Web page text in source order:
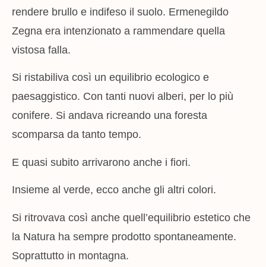
rendere brullo e indifeso il suolo. Ermenegildo
Zegna era intenzionato a rammendare quella
vistosa falla.
Si ristabiliva così un equilibrio ecologico e
paesaggistico. Con tanti nuovi alberi, per lo più
conifere. Si andava ricreando una foresta
scomparsa da tanto tempo.
E quasi subito arrivarono anche i fiori.
Insieme al verde, ecco anche gli altri colori.
Si ritrovava così anche quell’equilibrio estetico che
la Natura ha sempre prodotto spontaneamente.
Soprattutto in montagna.